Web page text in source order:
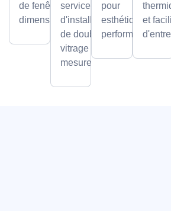
de fenêtres et
dimensions.
service
d'installation
de double
vitrage sur
mesure.
pour
esthétique et
performance.
et